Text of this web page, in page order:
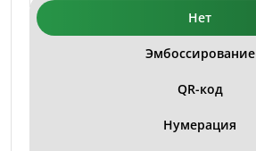
Нет
Эмбоссирование
QR-код
Нумерация